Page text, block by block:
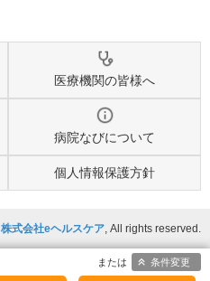
医療機関の皆様へ
病院なびについて
個人情報保護方針
株式会社eヘルスケア, All rights reserved.
条件変更